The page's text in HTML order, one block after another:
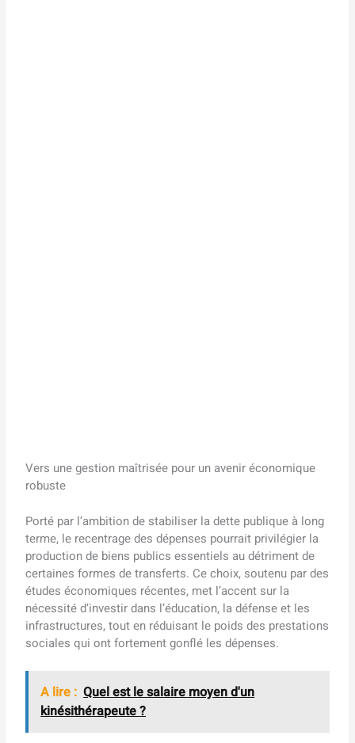
Vers une gestion maîtrisée pour un avenir économique
robuste
Porté par l’ambition de stabiliser la dette publique à long
terme, le recentrage des dépenses pourrait privilégier la
production de biens publics essentiels au détriment de
certaines formes de transferts. Ce choix, soutenu par des
études économiques récentes, met l’accent sur la
nécessité d’investir dans l’éducation, la défense et les
infrastructures, tout en réduisant le poids des prestations
sociales qui ont fortement gonflé les dépenses.
A lire : Quel est le salaire moyen d'un
kinésithérapeute ?